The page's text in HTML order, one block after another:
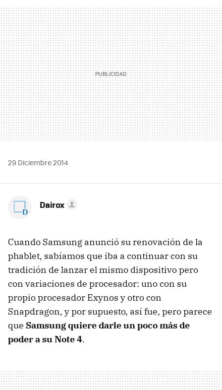
MAIL
29 Diciembre 2014
Dairox
Cuando Samsung anunció su renovación de la
phablet, sabíamos que iba a continuar con su
tradición de lanzar el mismo dispositivo pero
con variaciones de procesador: uno con su
propio procesador Exynos y otro con
Snapdragon, y por supuesto, así fue, pero parece
que Samsung quiere darle un poco más de
poder a su Note 4.